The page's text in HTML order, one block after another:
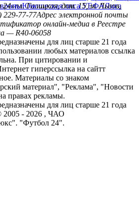
Юношеская лига УЕФАЛига
24»пл. Галицкая, дом. 15, м. Львов,
229-77-77Адрес электронной почты
онлайн-медиа в Реестре
— R40-06058
для лиц старше 21 года
любых материалов ссылка
При цитировании и
гиперссылка на сайтт
Материалы со знаком
материал", "Реклама", "Новости
правах рекламы.
для лиц старше 21 года
2005 - 2026 , ЧАО
"Футбол 24".